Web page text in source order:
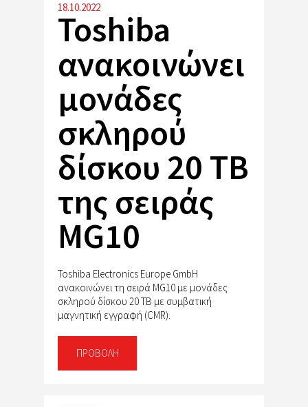
18.10.2022
Toshiba
ανακοινώνει
μονάδες
σκληρού
δίσκου 20 TB
της σειράς
MG10
Toshiba Electronics Europe GmbH
ανακοινώνει τη σειρά MG10 με μονάδες
σκληρού δίσκου 20 TB με συμβατική
μαγνητική εγγραφή (CMR).
ΠΡΟΒΟΛΉ